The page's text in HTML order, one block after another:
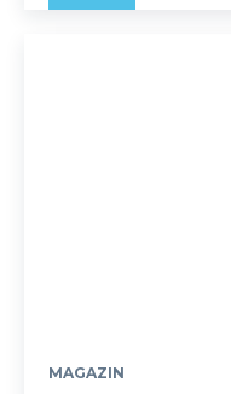
MAGAZIN